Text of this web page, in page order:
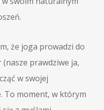
że joga prowadzi do
prawdziwe ja,
w swojej
To moment, w którym